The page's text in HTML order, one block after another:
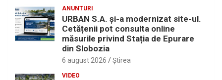
ANUNTURI
URBAN S.A. și-a modernizat site-ul.
Cetățenii pot consulta online
măsurile privind Stația de Epurare
din Slobozia
6 august 2026 Ştirea
VIDEO